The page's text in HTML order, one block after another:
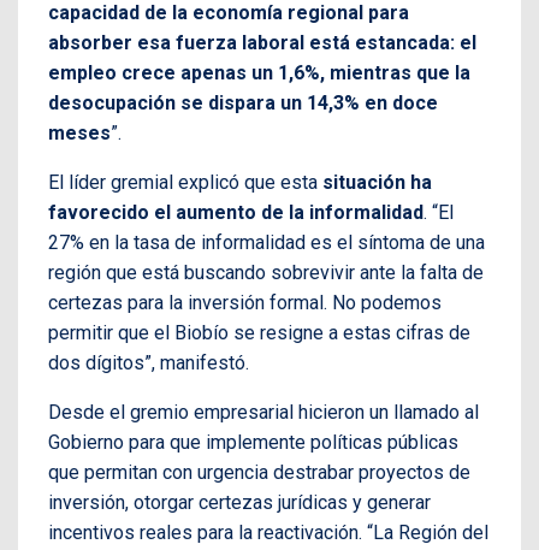
capacidad de la economía regional para
absorber esa fuerza laboral está estancada: el
empleo crece apenas un 1,6%, mientras que la
desocupación se dispara un 14,3% en doce
meses”.
El líder gremial explicó que esta situación ha
favorecido el aumento de la informalidad. “El
27% en la tasa de informalidad es el síntoma de una
región que está buscando sobrevivir ante la falta de
certezas para la inversión formal. No podemos
permitir que el Biobío se resigne a estas cifras de
dos dígitos”, manifestó.
Desde el gremio empresarial hicieron un llamado al
Gobierno para que implemente políticas públicas
que permitan con urgencia destrabar proyectos de
inversión, otorgar certezas jurídicas y generar
incentivos reales para la reactivación. “La Región del